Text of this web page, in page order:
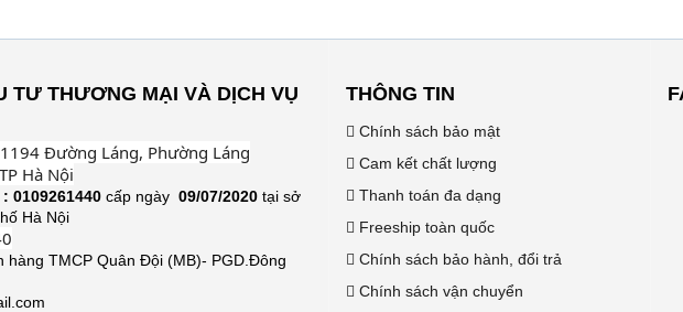
TƯ THƯƠNG MẠI VÀ DỊCH VỤ
Đường Láng, Phường Láng
Hà Nội
: 0109261440 cấp ngày 09/07/2020 tại sở
Hà Nội
hàng TMCP Quân Đội (MB)- PGD.Đông
THÔNG TIN
Chính sách bảo mật
Cam kết chất lượng
Thanh toán đa dạng
Freeship toàn quốc
Chính sách bảo hành, đổi trả
Chính sách vận chuyển